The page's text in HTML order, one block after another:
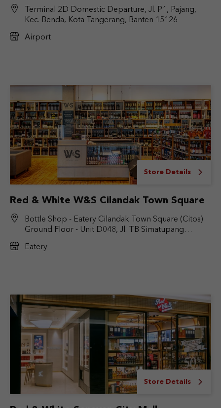
Terminal 2D Domestic Departure, Jl. P1, Pajang,
Kec. Benda, Kota Tangerang, Banten 15126
Airport
Store Details
Red & White W&S Cilandak Town Square
Bottle Shop - Eatery Cilandak Town Square (Citos)
Ground Floor - Unit D048, Jl. TB Simatupang
Jakarta Selatan, DKI Jakarta 12430
Eatery
Store Details